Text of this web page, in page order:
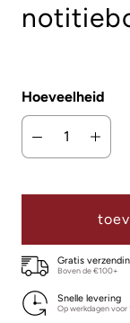
Hoeveelheid
Gratis
Boven de €100+
Snelle levering
Op werkdagen voor